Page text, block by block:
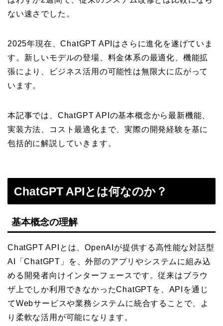
ない速さでした。
2025年現在、ChatGPT APIはさらに進化を遂げていま
す。新しいモデルの登場、料金体系の最適化、機能拡
張により、ビジネス活用の可能性は無限大に広がって
います。
本記事では、ChatGPT APIの基本概念から最新機能、
実装方法、コスト最適化まで、実際の開発経験を基に
包括的に解説していきます。
ChatGPT APIとは何なのか？
基本概念の理解
ChatGPT APIとは、OpenAIが提供する高性能な対話型
AI「ChatGPT」を、外部のアプリやシステムに組み込
める開発者向けインターフェースです。従来はブラウ
ザ上でしか利用できなかったChatGPTを、APIを通じ
てWebサービスや業務システムに統合することで、よ
り柔軟な活用が可能になります。